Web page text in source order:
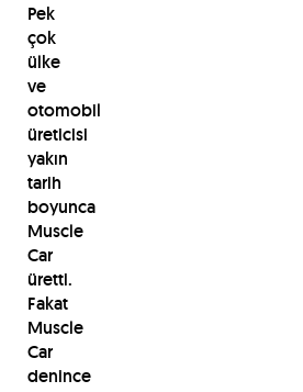
Pek
çok
ülke
ve
otomobil
üreticisi
yakın
tarih
boyunca
Muscle
Car
üretti.
Fakat
Muscle
Car
denince